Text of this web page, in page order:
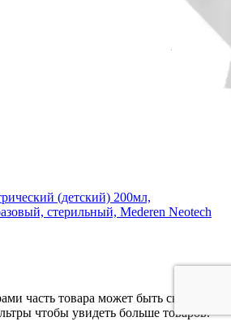
(детский) 200мл,
стерильный, Mederen Neotech
часть товара может быть скрыта.
чтобы увидеть больше товаров.